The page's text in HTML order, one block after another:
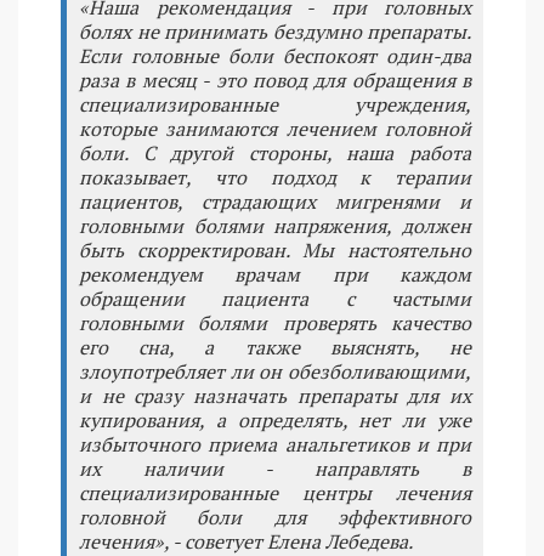
«Наша рекомендация - при головных
болях не принимать бездумно препараты.
Если головные боли беспокоят один-два
раза в месяц - это повод для обращения в
специализированные учреждения,
которые занимаются лечением головной
боли. С другой стороны, наша работа
показывает, что подход к терапии
пациентов, страдающих мигренями и
головными болями напряжения, должен
быть скорректирован. Мы настоятельно
рекомендуем врачам при каждом
обращении пациента с частыми
головными болями проверять качество
его сна, а также выяснять, не
злоупотребляет ли он обезболивающими,
и не сразу назначать препараты для их
купирования, а определять, нет ли уже
избыточного приема анальгетиков и при
их наличии - направлять в
специализированные центры лечения
головной боли для эффективного
лечения», - советует Елена Лебедева.